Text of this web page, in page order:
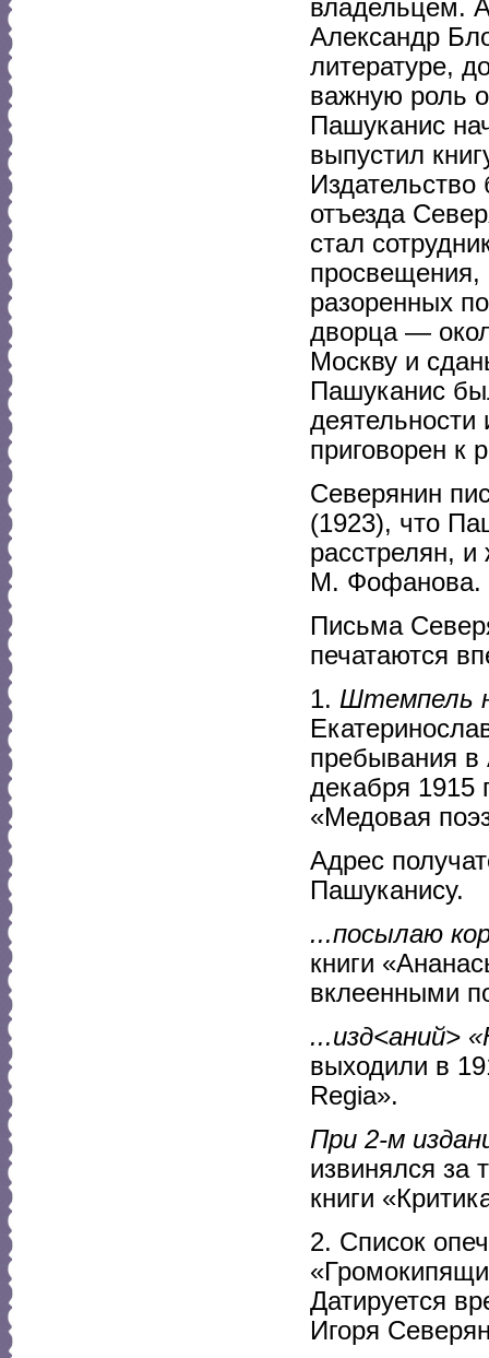
владельцем.
Александр
литературе,
важную роль
Пашуканис
выпустил
отъезда
стал
просвещения,
разоренных
дворца —
Москву и
Пашуканис
деятельности
приговорен к
Северянин
(1923), что
расстрелян, и
М. Фофанова.
Письма
печатаются
1. Штемпель
пребывания в
декабря 1915
«Медовая
Адрес
Пашуканису.
...посылаю
книги
вклеенными
...изд<аний>
выходили в
Regia».
При 2-м
извинялся за
книги
2. Список
Датируется
Игоря